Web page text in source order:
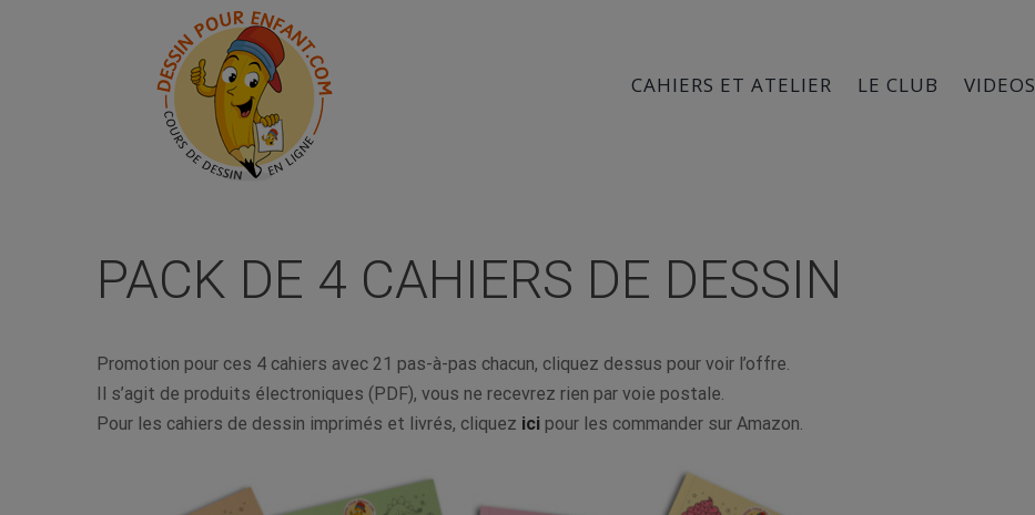
CAHIERS ET ATELIER LE CLUB VIDEOS
PACK DE 4 CAHIERS DE DESSIN
Promotion pour ces 4 cahiers avec 21 pas-à-pas chacun, cliquez dessus pour voir l’offre.
Il s’agit de produits électroniques (PDF), vous ne recevrez rien par voie postale.
Pour les cahiers de dessin imprimés et livrés, cliquez ici pour les commander sur Amazon.